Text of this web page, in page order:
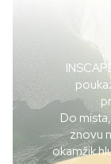
Do
znovu
okamžik